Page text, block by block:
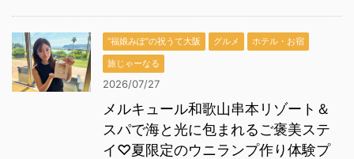
“福娘みぽ”の祝うて大阪 グルメ
ホテル・お宿
旅じゃーなる
2026/07/27
メルキュール和歌山串本リゾート＆
スパで海と光に包まれるご褒美ステ
イ♡夏限定のウニランプ作り体験プ